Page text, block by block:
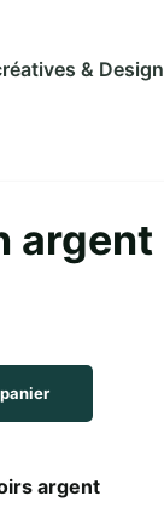
& Design
argent
argent